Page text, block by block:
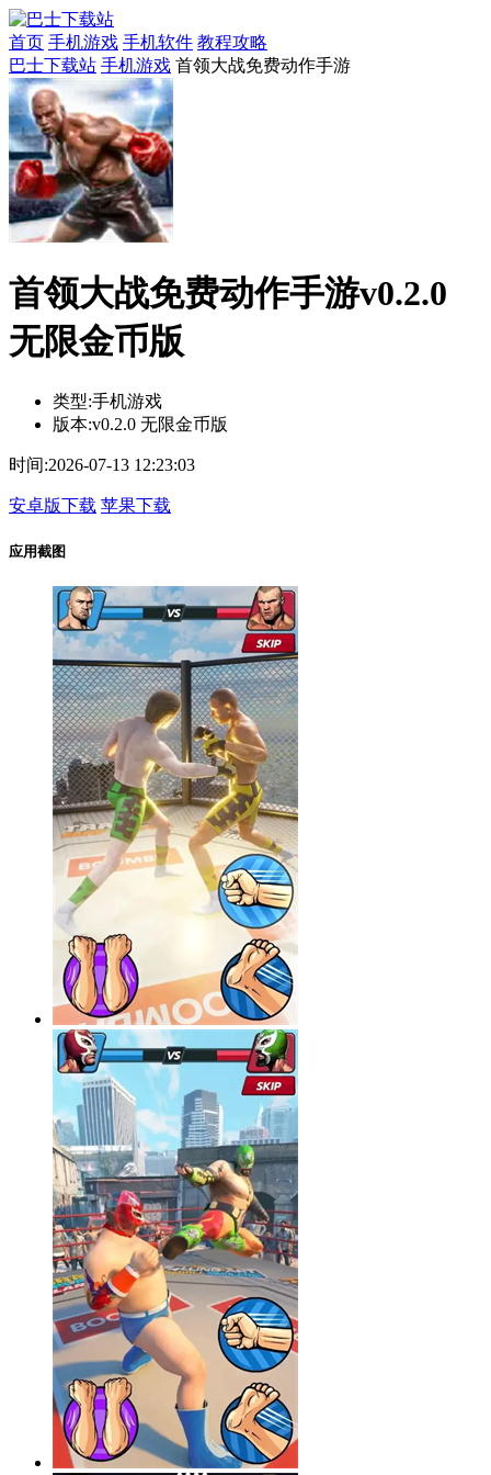
首页 手机游戏 手机软件 教程攻略
巴士下载站 手机游戏 首领大战免费动作手游
首领大战免费动作手游v0.2.0
无限金币版
类型:手机游戏
版本:v0.2.0 无限金币版
时间:2026-07-13 12:23:03
安卓版下载 苹果下载
应用截图